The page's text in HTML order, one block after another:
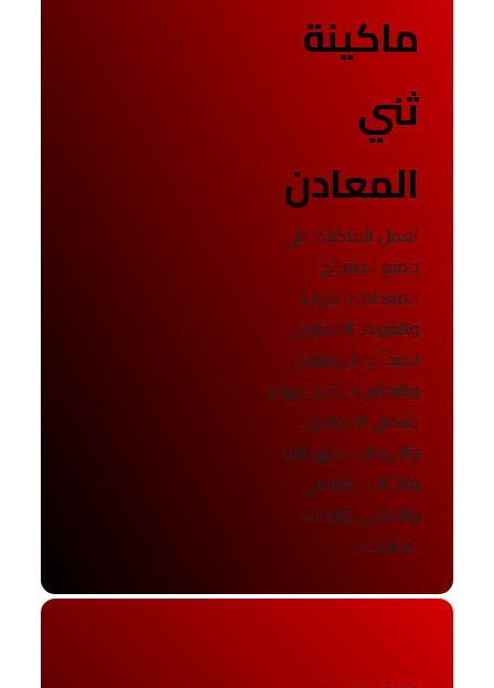
ماكينة
ثني
المعادن
تعمل الماكينة على
جميع الصفائح
المعدنية (الفولاذ
والفولاذ المقاوم
للصدأ والألومنيوم
والنحاس) لتنفيذ مهام
تشكيل المعادن
واللوحات الكهربائية
والأثاث المعدني
والمنزلي ولوحات
الإعلانات.